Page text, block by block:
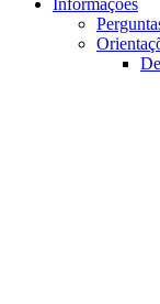
Informações